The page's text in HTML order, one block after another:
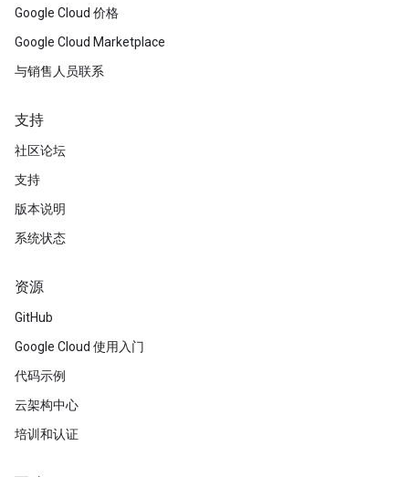
Google Cloud 价格
Google Cloud Marketplace
与销售人员联系
支持
社区论坛
支持
版本说明
系统状态
资源
GitHub
Google Cloud 使用入门
代码示例
云架构中心
培训和认证